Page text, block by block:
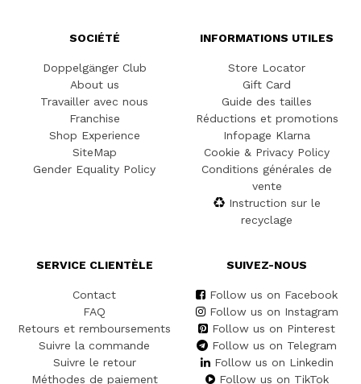
SOCIÉTÉ
Doppelgänger Club
About us
Travailler avec nous
Franchise
Shop Experience
SiteMap
Gender Equality Policy
INFORMATIONS UTILES
Store Locator
Gift Card
Guide des tailles
Réductions et promotions
Infopage Klarna
Cookie & Privacy Policy
Conditions générales de
vente
Instruction sur le
recyclage
SERVICE CLIENTÈLE
Contact
FAQ
Retours et remboursements
Suivre la commande
Suivre le retour
Méthodes de paiement
SUIVEZ-NOUS
Follow us on Facebook
Follow us on Instagram
Follow us on Pinterest
Follow us on Telegram
Follow us on Linkedin
Follow us on TikTok